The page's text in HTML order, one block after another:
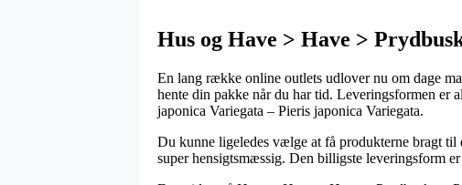
Hus og Have > Have >
En lang række online outlets udlover nu om dage
hente din pakke når du har tid. Leveringsformen er
japonica Variegata – Pieris japonica Variegata.
Du kunne ligeledes vælge at få produkterne bragt
super hensigtsmæssig. Den billigste leveringsform